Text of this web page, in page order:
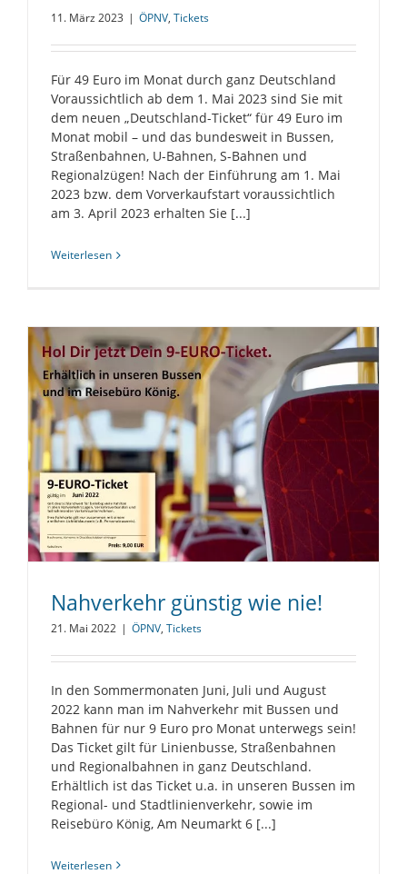
11. März 2023 | ÖPNV, Tickets
Für 49 Euro im Monat durch ganz Deutschland
Voraussichtlich ab dem 1. Mai 2023 sind Sie mit
dem neuen „Deutschland-Ticket“ für 49 Euro im
Monat mobil – und das bundesweit in Bussen,
Straßenbahnen, U-Bahnen, S-Bahnen und
Regionalzügen! Nach der Einführung am 1. Mai
2023 bzw. dem Vorverkaufstart voraussichtlich
am 3. April 2023 erhalten Sie [...]
Weiterlesen
Nahverkehr günstig wie nie!
21. Mai 2022 | ÖPNV, Tickets
In den Sommermonaten Juni, Juli und August
2022 kann man im Nahverkehr mit Bussen und
Bahnen für nur 9 Euro pro Monat unterwegs sein!
Das Ticket gilt für Linienbusse, Straßenbahnen
und Regionalbahnen in ganz Deutschland.
Erhältlich ist das Ticket u.a. in unseren Bussen im
Regional- und Stadtlinienverkehr, sowie im
Reisebüro König, Am Neumarkt 6 [...]
Weiterlesen